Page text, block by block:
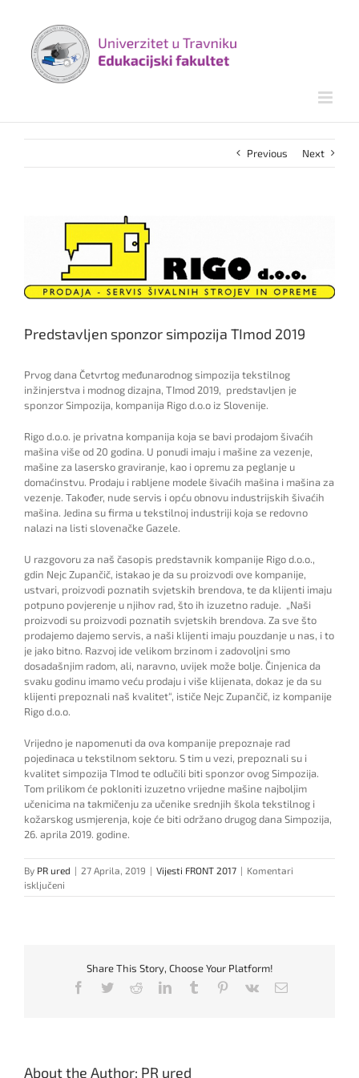
content
Previous Next
Predstavljen sponzor simpozija TImod 2019
Prvog dana Četvrtog međunarodnog simpozija tekstilnog
inžinjerstva i modnog dizajna, TImod 2019, predstavljen je
sponzor Simpozija, kompanija Rigo d.o.o iz Slovenije.
Rigo d.o.o. je privatna kompanija koja se bavi prodajom šivaćih
mašina više od 20 godina. U ponudi imaju i mašine za vezenje,
mašine za lasersko graviranje, kao i opremu za peglanje u
domaćinstvu. Prodaju i rabljene modele šivaćih mašina i mašina za
vezenje. Također, nude servis i opću obnovu industrijskih šivaćih
mašina. Jedina su firma u tekstilnoj industriji koja se redovno
nalazi na listi slovenačke Gazele.
U razgovoru za naš časopis predstavnik kompanije Rigo d.o.o.,
gdin Nejc Zupančič, istakao je da su proizvodi ove kompanije,
ustvari, proizvodi poznatih svjetskih brendova, te da klijenti imaju
potpuno povjerenje u njihov rad, što ih izuzetno raduje. „Naši
proizvodi su proizvodi poznatih svjetskih brendova. Za sve što
prodajemo dajemo servis, a naši klijenti imaju pouzdanje u nas, i to
je jako bitno. Razvoj ide velikom brzinom i zadovoljni smo
dosadašnjim radom, ali, naravno, uvijek može bolje. Činjenica da
svaku godinu imamo veću prodaju i više klijenata, dokaz je da su
klijenti prepoznali naš kvalitet“, ističe Nejc Zupančič, iz kompanije
Rigo d.o.o.
Vrijedno je napomenuti da ova kompanije prepoznaje rad
pojedinaca u tekstilnom sektoru. S tim u vezi, prepoznali su i
kvalitet simpozija TImod te odlučili biti sponzor ovog Simpozija.
Tom prilikom će pokloniti izuzetno vrijedne mašine najboljim
učenicima na takmičenju za učenike srednjih škola tekstilnog i
kožarskog usmjerenja, koje će biti održano drugog dana Simpozija,
26. aprila 2019. godine.
By PR ured | 27 Aprila, 2019 | Vijesti FRONT 2017 | Komentari
isključeni
Predstavljen
Share This Story, Choose Your Platform!
Facebook
TwitterRedditLinkedInTumblr Pinterest
Vk Email
About the Author: PR ured